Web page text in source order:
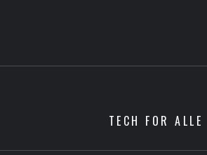
TECH FOR ALLE